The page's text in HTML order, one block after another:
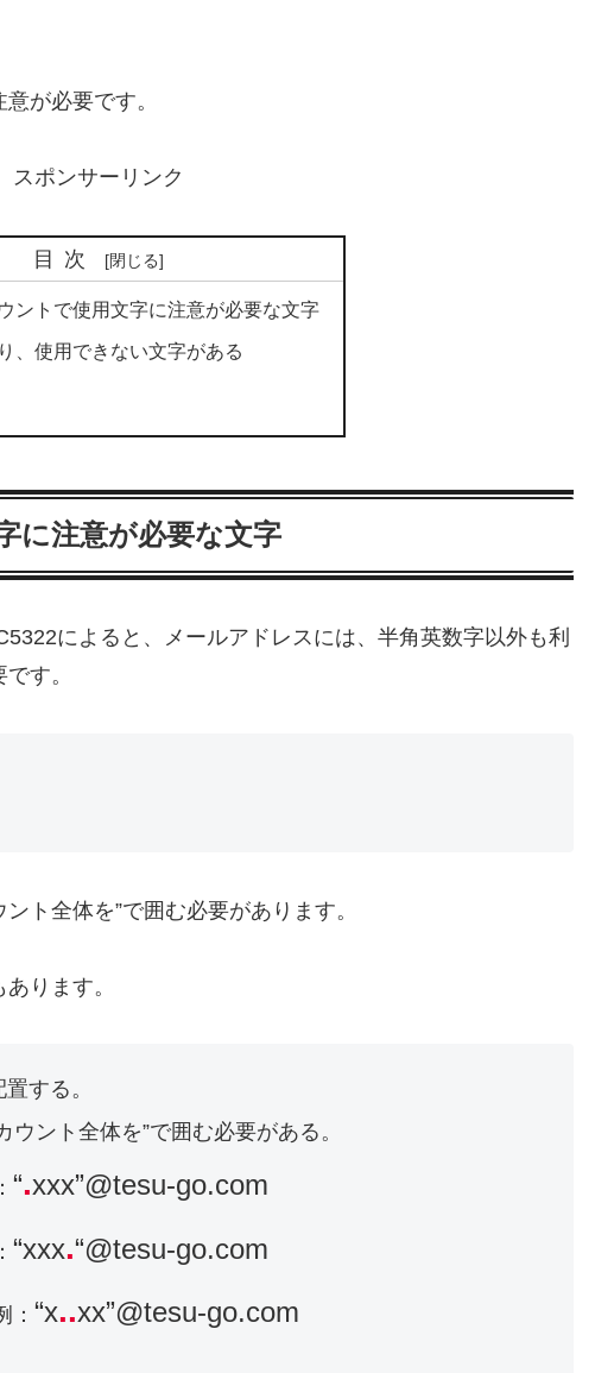
が必要です。
スポンサーリンク
目次
ントで使用文字に注意が必要な文字
、使用できない文字がある
に注意が必要な文字
によると、メールアドレスには、半角英数字以外も利
す。
ト全体を”で囲む必要があります。
ります。
する。
ント全体を”で囲む必要がある。
“.xxx”@tesu-go.com
“xxx.“@tesu-go.com
：“x..xx”@tesu-go.com